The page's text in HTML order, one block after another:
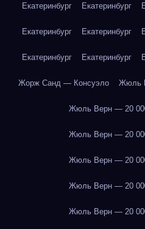
Екатеринбург Екатеринбург
Екатеринбург Екатеринбург
Екатеринбург Екатеринбург
Жорж Санд — Консуэло Жюль
Жюль Верн — 20
Жюль Верн — 20
Жюль Верн — 20
Жюль Верн — 20
Жюль Верн — 20